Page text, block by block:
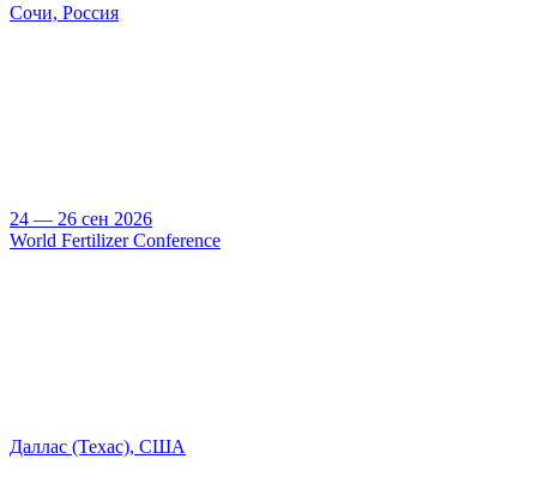
Сочи, Россия
24 — 26 сен 2026
World Fertilizer Conference
Даллас (Техас), США